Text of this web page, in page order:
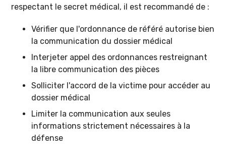
respectant le secret médical, il est recommandé de :
Vérifier que l'ordonnance de référé autorise bien
la communication du dossier médical
Interjeter appel des ordonnances restreignant
la libre communication des pièces
Solliciter l'accord de la victime pour accéder au
dossier médical
Limiter la communication aux seules
informations strictement nécessaires à la
défense